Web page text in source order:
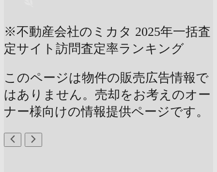
※不動産会社のミカタ 2025年一括査
定サイト訪問査定率ランキング
このページは物件の販売広告情報で
はありません。売却をお考えのオー
ナー様向けの情報提供ページです。